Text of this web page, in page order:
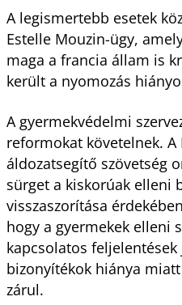
A legismertebb esetek
Estelle Mouzin-ügy,
maga a francia állam is
került a nyomozás
A gyermekvédelmi
reformokat követelnek. A
áldozatsegítő szövetség
sürget a kiskorúak elleni
visszaszorítása
hogy a gyermekek elleni
kapcsolatos feljelentések
bizonyítékok hiánya
zárul.